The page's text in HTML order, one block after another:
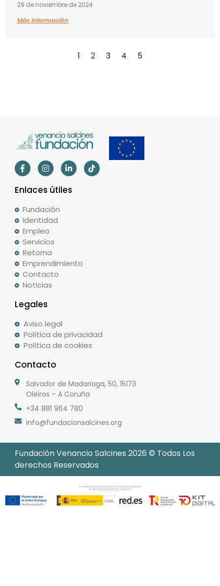
29 de noviembre de 2024
Más información
1 2 3 4 5
Enlaces útiles
Fundación
Identidad
Empleo
Servicios
Retorna
Emprendimiento
Contacto
Noticias
Legales
Aviso legal
Política de privacidad
Política de cookies
Contacto
Salvador de Madariaga, 50, 15173
Oleiros – A Coruña
+34 881 964 780
info@fundacionsalcines.org
Fundación Venancio Salcines 2026 © Todos Los
derechos Reservados